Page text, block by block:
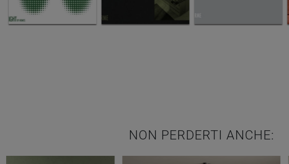
NON PERDERTI ANCHE: